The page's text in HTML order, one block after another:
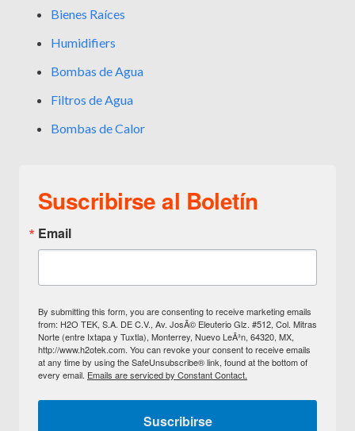
Bienes Raíces
Humidifiers
Bombas de Agua
Filtros de Agua
Bombas de Calor
Suscribirse al Boletín
Email
By submitting this form, you are consenting to receive marketing emails
from: H2O TEK, S.A. DE C.V., Av. JosÃ© Eleuterio Glz. #512, Col. Mitras
Norte (entre Ixtapa y Tuxtla), Monterrey, Nuevo LeÃ³n, 64320, MX,
http://www.h2otek.com. You can revoke your consent to receive emails
at any time by using the SafeUnsubscribe® link, found at the bottom of
every email. Emails are serviced by Constant Contact.
Suscribirse